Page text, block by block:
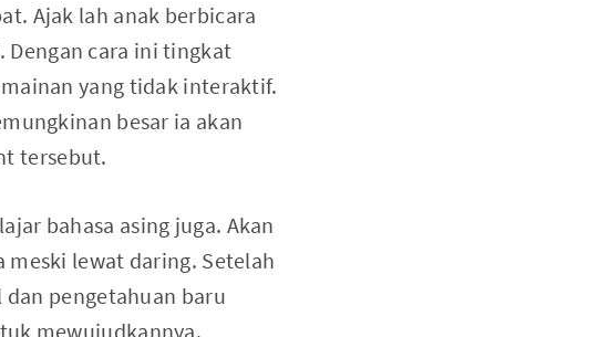
Ajak lah anak berbicara
Dengan cara ini tingkat
yang tidak interaktif.
besar ia akan
tersebut.
bahasa asing juga. Akan
lewat daring. Setelah
pengetahuan baru
mewujudkannya.